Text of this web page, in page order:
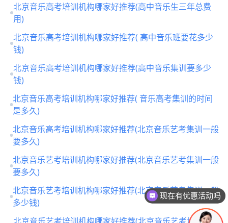
北京音乐高考培训机构哪家好推荐(高中音乐生三年总费
用)
北京音乐高考培训机构哪家好推荐( 高中音乐班要花多少
钱)
北京音乐高考培训机构哪家好推荐(高中音乐集训要多少
钱)
北京音乐高考培训机构哪家好推荐( 音乐高考集训的时间
是多久)
北京音乐高考培训机构哪家好推荐(北京音乐艺考集训一般
要多久)
北京音乐艺考培训机构哪家好推荐(北京音乐艺考集训一般
要多久)
北京音乐艺考培训机构哪家好推荐(北京音乐艺考集训一般
多少钱)
现在有优惠活动吗